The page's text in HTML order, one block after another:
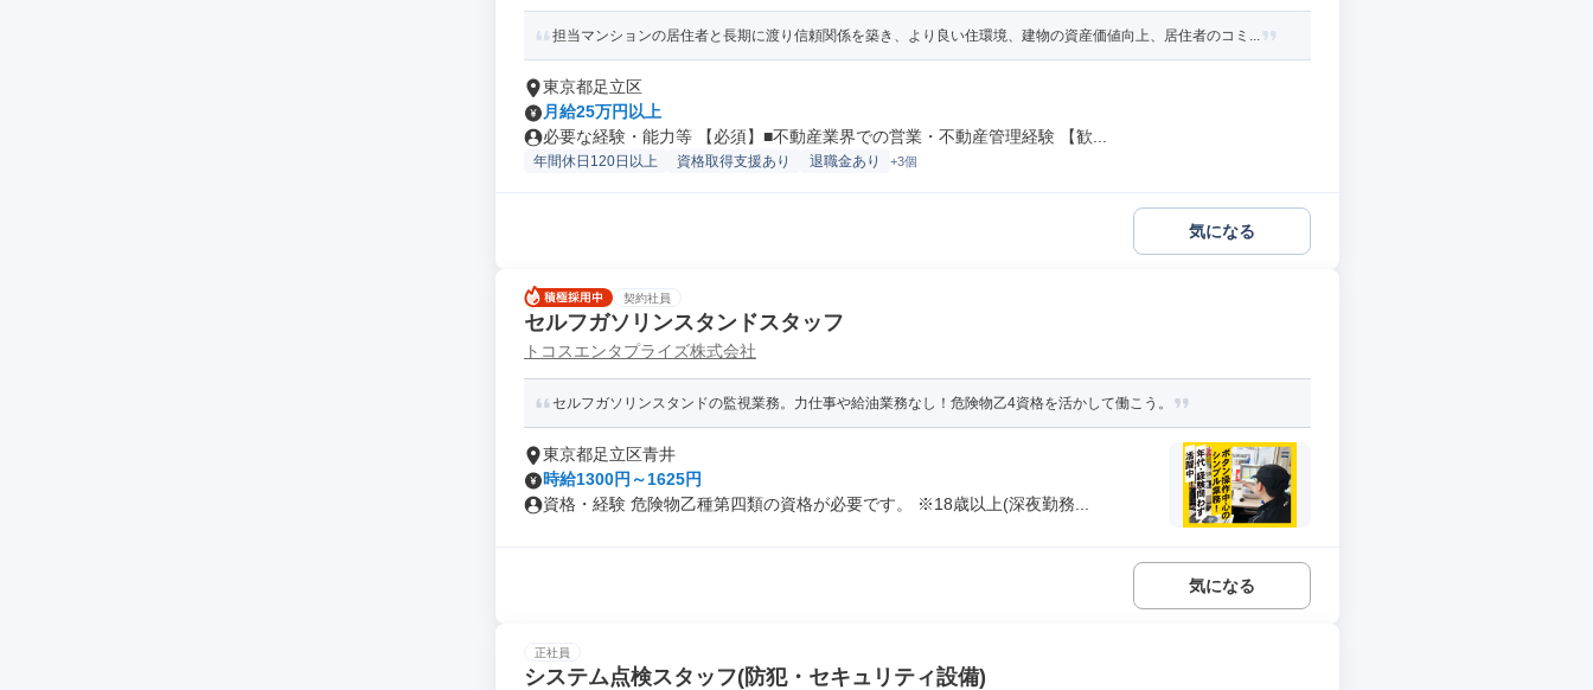
担当マンションの居住者と長期に渡り信頼関係を築き、より良い住環境、建物の資産価値向上、居住者のコミ...
東京都足立区
月給25万円以上
必要な経験・能力等 【必須】■不動産業界での営業・不動産管理経験 【歓...
年間休日120日以上 資格取得支援あり 退職金あり +3個
気になる
契約社員
セルフガソリンスタンドスタッフ
トコスエンタプライズ株式会社
セルフガソリンスタンドの監視業務。力仕事や給油業務なし！危険物乙4資格を活かして働こう。
東京都足立区青井
時給1300円～1625円
資格・経験 危険物乙種第四類の資格が必要です。 ※18歳以上(深夜勤務...
気になる
正社員
システム点検スタッフ(防犯・セキュリティ設備)